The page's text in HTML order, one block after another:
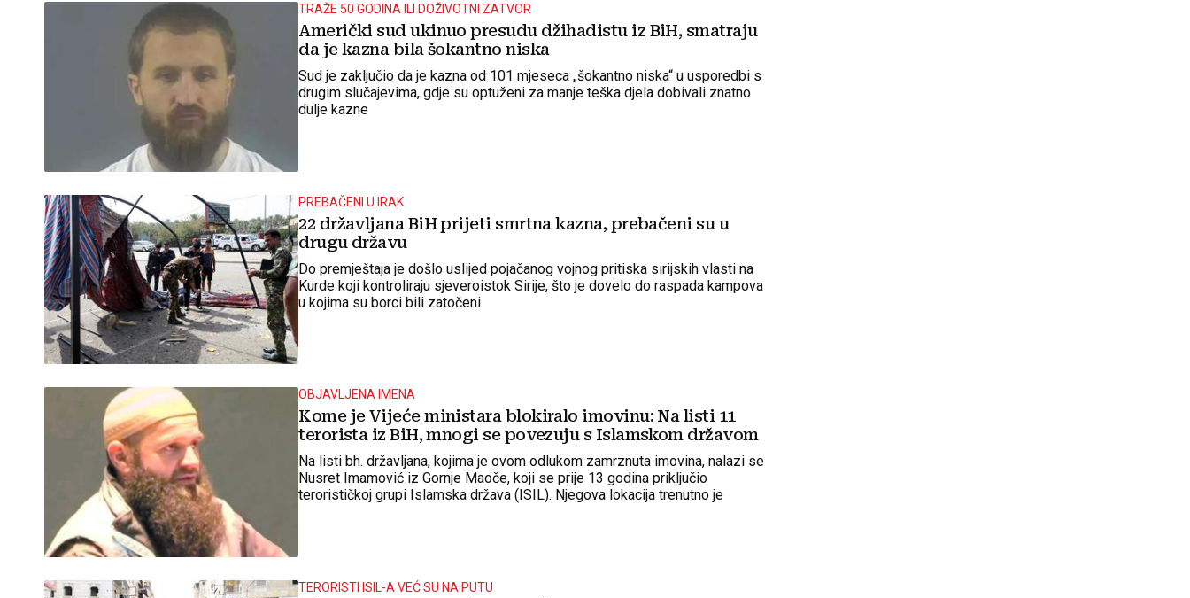
TRAŽE 50 GODINA ILI DOŽIVOTNI ZATVOR
Američki sud ukinuo presudu džihadistu iz BiH, smatraju
da je kazna bila šokantno niska
Sud je zaključio da je kazna od 101 mjeseca „šokantno niska“ u usporedbi s
drugim slučajevima, gdje su optuženi za manje teška djela dobivali znatno
dulje kazne
PREBAČENI U IRAK
22 državljana BiH prijeti smrtna kazna, prebačeni su u
drugu državu
Do premještaja je došlo uslijed pojačanog vojnog pritiska sirijskih vlasti na
Kurde koji kontroliraju sjeveroistok Sirije, što je dovelo do raspada kampova
u kojima su borci bili zatočeni
OBJAVLJENA IMENA
Kome je Vijeće ministara blokiralo imovinu: Na listi 11
terorista iz BiH, mnogi se povezuju s Islamskom državom
Na listi bh. državljana, kojima je ovom odlukom zamrznuta imovina, nalazi se
Nusret Imamović iz Gornje Maoče, koji se prije 13 godina priključio
terorističkoj grupi Islamska država (ISIL). Njegova lokacija trenutno je
TERORISTI ISIL-A VEĆ SU NA PUTU